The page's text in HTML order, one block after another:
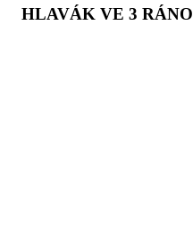
HLAVÁK VE 3 RÁNO